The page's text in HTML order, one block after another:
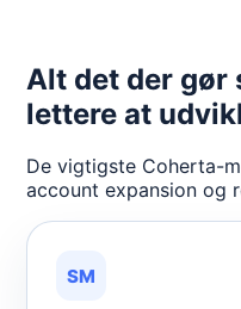
Alt det der gør
lettere at
De vigtigste Coherta-
account expansion og
SM